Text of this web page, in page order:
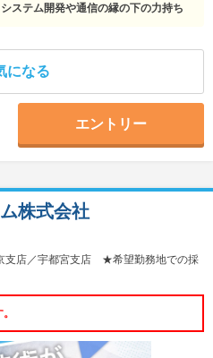
ステム開発や通信の縁の下の力持ち
になる
エントリー
支店／宇都宮支店 ★希望勤務地での採
株式会社